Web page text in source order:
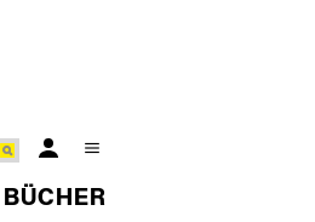
BÜCHER